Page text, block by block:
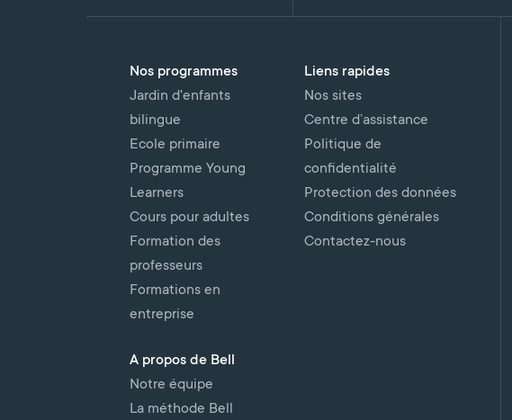
Nos programmes
Jardin d'enfants
bilingue
Ecole primaire
Programme Young
Learners
Cours pour adultes
Formation des
professeurs
Formations en
entreprise
A propos de Bell
Notre équipe
La méthode Bell
Liens rapides
Nos sites
Centre d’assistance
Politique de
confidentialité
Protection des données
Conditions générales
Contactez-nous